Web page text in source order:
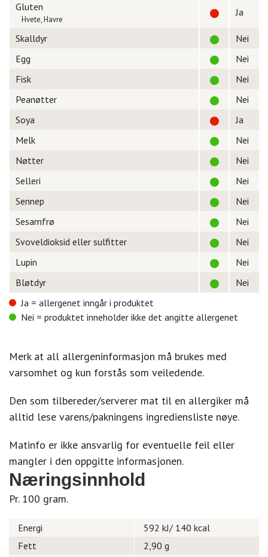
Gluten
Hvete, Havre
Ja
Skalldyr
Nei
Egg
Nei
Fisk
Nei
Peanøtter
Nei
Soya
Ja
Melk
Nei
Nøtter
Nei
Selleri
Nei
Sennep
Nei
Sesamfrø
Nei
Svoveldioksid eller sulfitter
Nei
Lupin
Nei
Bløtdyr
Nei
Ja = allergenet inngår i produktet
Nei = produktet inneholder ikke det angitte allergenet
Merk at all allergeninformasjon må brukes med
varsomhet og kun forstås som veiledende.
Den som tilbereder/serverer mat til en allergiker må
alltid lese varens/pakningens ingrediensliste nøye.
Matinfo er ikke ansvarlig for eventuelle feil eller
mangler i den oppgitte informasjonen.
Næringsinnhold
Pr. 100 gram.
Energi
592 kJ/ 140 kcal
Fett
2,90 g